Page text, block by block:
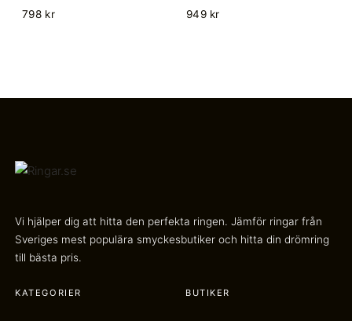
798 kr 949 kr
Vi hjälper dig att hitta den perfekta ringen. Jämför ringar från
Sveriges mest populära smyckesbutiker och hitta din drömring
till bästa pris.
KATEGORIER BUTIKER